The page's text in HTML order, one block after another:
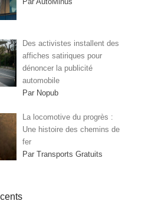
Des activistes installent des
affiches satiriques pour
dénoncer la publicité
automobile
Par Nopub
La locomotive du progrès :
Une histoire des chemins de
fer
Par Transports Gratuits